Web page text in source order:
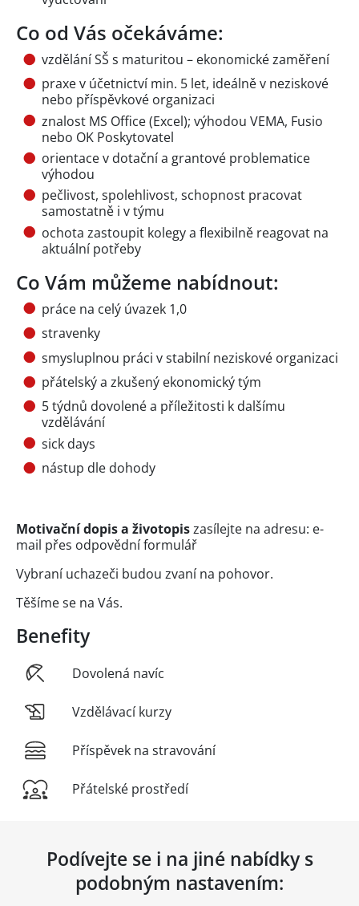
Co od Vás očekáváme:
vzdělání SŠ s maturitou – ekonomické zaměření
praxe v účetnictví min. 5 let, ideálně v neziskové
nebo příspěvkové organizaci
znalost MS Office (Excel); výhodou VEMA, Fusio
nebo OK Poskytovatel
orientace v dotační a grantové problematice
výhodou
pečlivost, spolehlivost, schopnost pracovat
samostatně i v týmu
ochota zastoupit kolegy a flexibilně reagovat na
aktuální potřeby
Co Vám můžeme nabídnout:
práce na celý úvazek 1,0
stravenky
smysluplnou práci v stabilní neziskové organizaci
přátelský a zkušený ekonomický tým
5 týdnů dovolené a příležitosti k dalšímu
vzdělávání
sick days
nástup dle dohody
Motivační dopis a životopiszasílejte na adresu: e-
mail přes odpovědní formulář
Vybraní uchazeči budou zvaní na pohovor.
Těšíme se na Vás.
Benefity
Dovolená navíc
Vzdělávací kurzy
Příspěvek na stravování
Přátelské prostředí
Podívejte se i na jiné nabídky s
podobným nastavením: